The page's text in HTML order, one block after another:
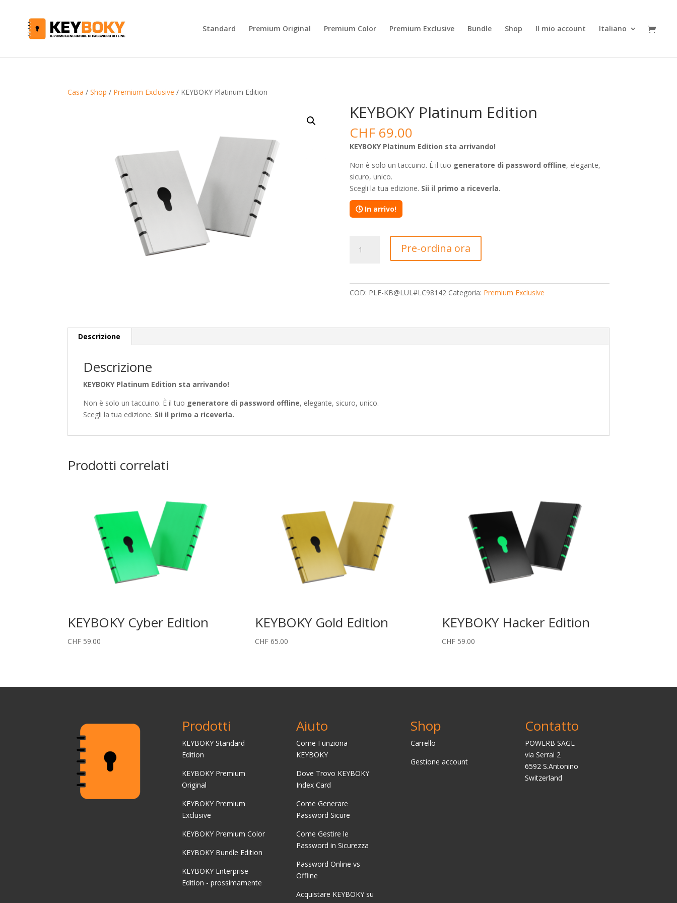
Standard Premium Original Premium Color Premium Exclusive Bundle Shop Il mio account Italiano
Casa /Shop / Premium Exclusive / KEYBOKY Platinum Edition
KEYBOKY Platinum Edition
CHF69.00
KEYBOKY Platinum Edition sta arrivando!
Non è solo un taccuino. È il tuo generatore di password offline, elegante,
sicuro, unico.
Scegli la tua edizione. Sii il primo a riceverla.
🕓 In arrivo!
Platinum
Pre-ordina ora
COD: PLE-KB@LUL#LC98142 Categoria: Premium Exclusive
Descrizione
Descrizione
KEYBOKY Platinum Edition sta arrivando!
Non è solo un taccuino. È il tuo generatore di password offline, elegante, sicuro, unico.
Scegli la tua edizione. Sii il primo a riceverla.
Prodotti correlati
KEYBOKY Cyber Edition
CHF 59.00
KEYBOKY Gold Edition
CHF65.00
KEYBOKY Hacker Edition
CHF 59.00
Prodotti
KEYBOKY Standard
Edition
KEYBOKY Premium
Original
KEYBOKY Premium
Exclusive
KEYBOKY Premium Color
KEYBOKY Bundle Edition
KEYBOKY Enterprise
Edition - prossimamente
Aiuto
Come Funziona
KEYBOKY
Dove Trovo KEYBOKY
Index Card
Come Generare
Password Sicure
Come Gestire le
Password in Sicurezza
Password Online vs
Offline
Acquistare KEYBOKY su
Shop
Carrello
Gestione account
Contatto
POWERB SAGL
via Serrai 2
6592 S.Antonino
Switzerland